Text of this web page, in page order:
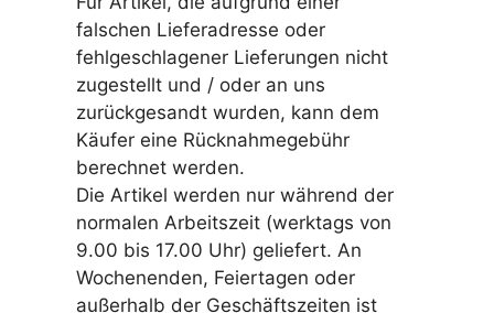
falschen Lieferadresse oder
fehlgeschlagener Lieferungen nicht
zugestellt und / oder an uns
zurückgesandt wurden, kann dem
Käufer eine Rücknahmegebühr
berechnet werden.
Die Artikel werden nur während der
normalen Arbeitszeit (werktags von
9.00 bis 17.00 Uhr) geliefert. An
Wochenenden, Feiertagen oder
außerhalb der Geschäftszeiten ist